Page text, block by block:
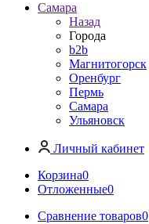
Самара
Назад
Города
b2b
Магнитогорск
Оренбург
Пермь
Самара
Ульяновск
Личный кабинет
Корзина0
Отложенные0
Сравнение товаров0